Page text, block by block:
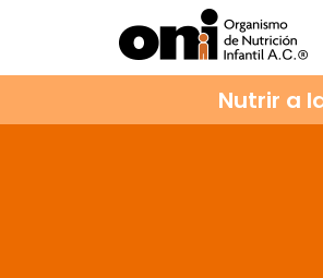
Nutrir a
Voy a garantizar